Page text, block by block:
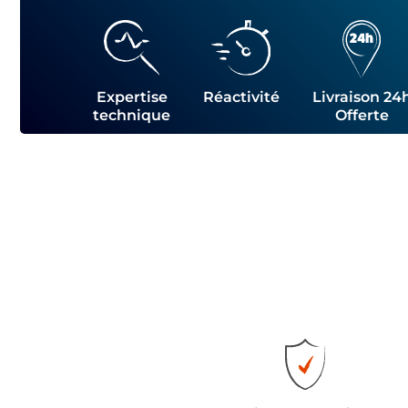
Expertise
technique
Réactivité
Livraison
Offerte